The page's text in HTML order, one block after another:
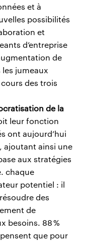
et à
possibilités
et
d’entreprise
de
jumeaux
des trois
de la
leur fonction
ont aujourd’hui
ajoutant ainsi une
aux stratégies
chaque
potentiel : il
des
de
besoins. 88 %
que pour